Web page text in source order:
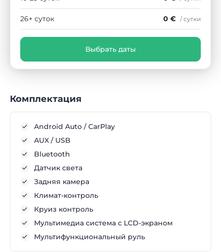
26+ суток 0 € / сутки
Выбрать даты
Комплектация
Android Auto / CarPlay
AUX / USB
Bluetooth
Датчик света
Задняя камера
Климат-контроль
Круиз контроль
Мультимедиа система с LCD-экраном
Мультифункциональный руль